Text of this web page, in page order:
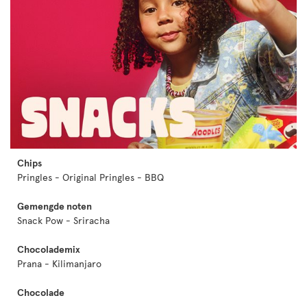
Chips
Pringles - Original Pringles - BBQ
Gemengde noten
Snack Pow - Sriracha
Chocolademix
Prana - Kilimanjaro
Chocolade